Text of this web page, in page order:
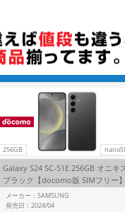
256GB
Galaxy S24 SC-51E 256GB オニキ
ブラック【docomo版 SIMフリー】
メーカー：SAMSUNG
発売日：2024/04